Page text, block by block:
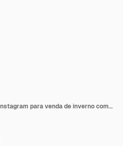
Coleção de histórias do Instagram para venda de inverno com mulher e flocos de neve